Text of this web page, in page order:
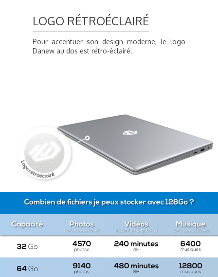
LOGO RÉTROÉCLAIRÉ
Pour accentuer son design moderne, le logo
Danew au dos est rétro-éclairé.